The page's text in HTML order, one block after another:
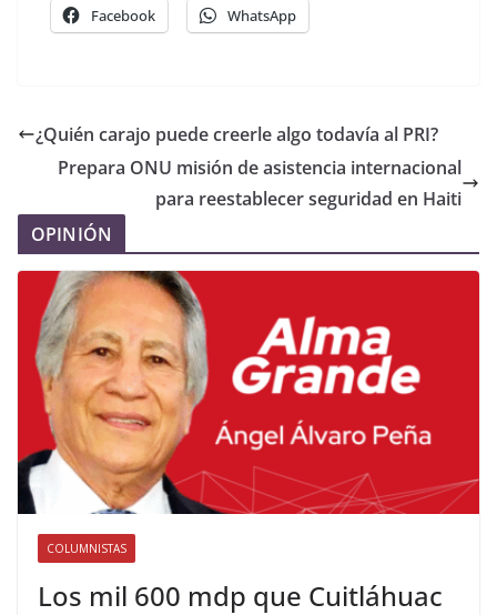
Facebook WhatsApp
¿Quién carajo puede creerle algo todavía al PRI?
Prepara ONU misión de asistencia internacional
para reestablecer seguridad en Haiti
OPINIÓN
COLUMNISTAS
Los mil 600 mdp que Cuitláhuac